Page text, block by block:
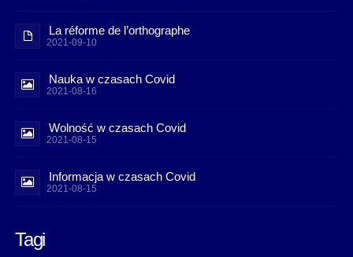
La réforme de l’orthographe
2021-09-10
Nauka w czasach Covid
2021-08-16
Wolność w czasach Covid
2021-08-15
Informacja w czasach Covid
2021-08-15
Tagi